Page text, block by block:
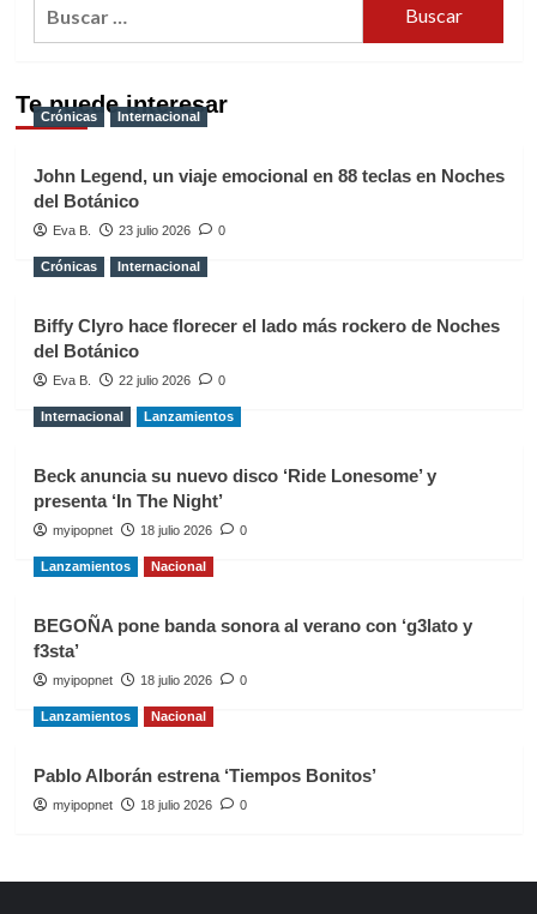
Te puede interesar
Crónicas Internacional
John Legend, un viaje emocional en 88 teclas en Noches
del Botánico
Eva B. 23 julio 2026 0
Crónicas Internacional
Biffy Clyro hace florecer el lado más rockero de Noches
del Botánico
Eva B. 22 julio 2026 0
Internacional Lanzamientos
Beck anuncia su nuevo disco ‘Ride Lonesome’ y
presenta ‘In The Night’
myipopnet 18 julio 2026 0
Lanzamientos Nacional
BEGOÑA pone banda sonora al verano con ‘g3lato y
f3sta’
myipopnet 18 julio 2026 0
Lanzamientos Nacional
Pablo Alborán estrena ‘Tiempos Bonitos’
myipopnet 18 julio 2026 0